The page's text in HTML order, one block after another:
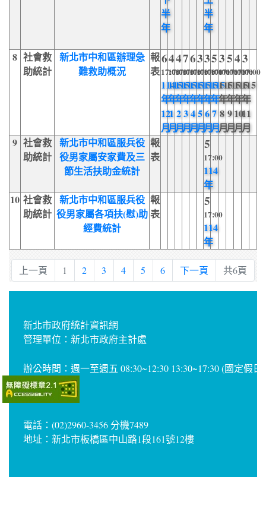
半
年
半
年
8 社會救
助統計
新北市中和區辦理急
難救助概況
報
表
6
17:00
114
年
12
月
4
17:00
115
年
1
月
4
17:00
115
年
2
月
7
17:00
115
年
3
月
6
17:00
115
年
4
月
3
17:00
115
年
5
月
3
17:00
115
年
6
月
5
17:00
115
年
7
月
3
17:00
115
年
8
月
5
17:00
115
年
9
月
4
17:00
115
年
10
月
3
17:00
115
年
11
月
9 社會救
助統計
新北市中和區服兵役
役男家屬安家費及三
節生活扶助金統計
報
表
5
17:00
114
年
10 社會救
助統計
新北市中和區服兵役
役男家屬各項扶(慰)助
經費統計
報
表
5
17:00
114
年
上一頁 1 2 3 4 5 6 下一頁 共6頁
新北市政府統計資訊網
管理單位：新北市政府主計處
辦公時間：週一至週五 08:30~12:30 13:30~17:30 (國定假日
電話：(02)2960-3456 分機7489
地址：新北市板橋區中山路1段161號12樓